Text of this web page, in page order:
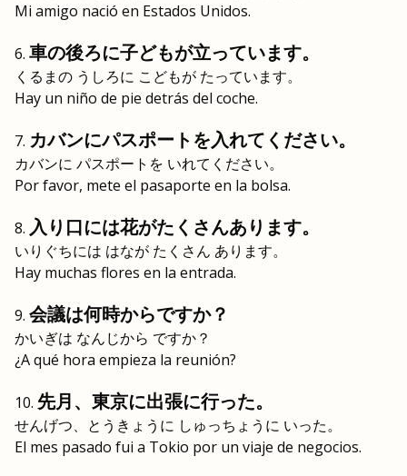
Mi amigo nació en Estados Unidos.
車の後ろに子どもが立っています。
くるまの うしろに こどもが たっています。
Hay un niño de pie detrás del coche.
カバンにパスポートを入れてください。
カバンに パスポートを いれてください。
Por favor, mete el pasaporte en la bolsa.
入り口には花がたくさんあります。
いりぐちには はなが たくさん あります。
Hay muchas flores en la entrada.
会議は何時からですか？
かいぎは なんじから ですか？
¿A qué hora empieza la reunión?
先月、東京に出張に行った。
せんげつ、とうきょうに しゅっちょうに いった。
El mes pasado fui a Tokio por un viaje de negocios.